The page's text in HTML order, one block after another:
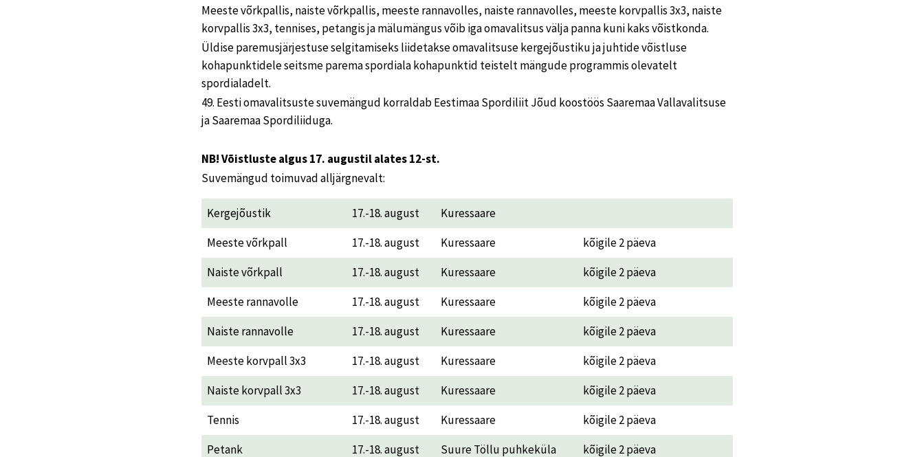
Meeste võrkpallis, naiste võrkpallis, meeste rannavolles, naiste rannavolles, meeste korvpallis 3x3, naiste
korvpallis 3x3, tennises, petangis ja mälumängus võib iga omavalitsus välja panna kuni kaks võistkonda.
Üldise paremusjärjestuse selgitamiseks liidetakse omavalitsuse kergejõustiku ja juhtide võistluse
kohapunktidele seitsme parema spordiala kohapunktid teistelt mängude programmis olevatelt
spordialadelt.
49. Eesti omavalitsuste suvemängud korraldab Eestimaa Spordiliit Jõud koostöös Saaremaa Vallavalitsuse
ja Saaremaa Spordiliiduga.
NB! Võistluste algus 17. augustil alates 12-st.
Suvemängud toimuvad alljärgnevalt:
Kergejõustik 17.-18. august
Kuressaare
Meeste võrkpall
17.-18. august Kuressaare
kõigile 2 päeva
Naiste võrkpall
17.-18. august Kuressaare
kõigile 2 päeva
Meeste rannavolle
17.-18. august Kuressaare
kõigile 2 päeva
Naiste rannavolle
17.-18. august Kuressaare
kõigile 2 päeva
Meeste korvpall 3x3
17.-18. august Kuressaare
kõigile 2 päeva
Naiste korvpall 3x3
17.-18. august Kuressaare
kõigile 2 päeva
Tennis
17.-18. august Kuressaare
kõigile 2 päeva
Petank
17.-18. august Suure Töllu puhkeküla
kõigile 2 päeva